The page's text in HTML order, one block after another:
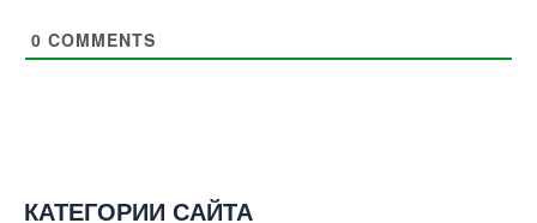
0 COMMENTS
КАТЕГОРИИ САЙТА